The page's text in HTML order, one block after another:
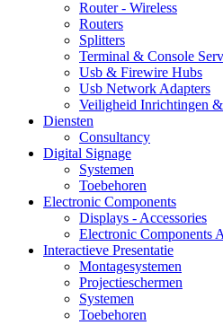
Router - Wireless
Routers
Splitters
Terminal & Console
Usb & Firewire Hubs
Usb Network Adapters
Veiligheid Inrichtingen
Diensten
Consultancy
Digital Signage
Systemen
Toebehoren
Electronic Components
Displays - Accessories
Electronic Components
Interactieve Presentatie
Montagesystemen
Projectieschermen
Systemen
Toebehoren